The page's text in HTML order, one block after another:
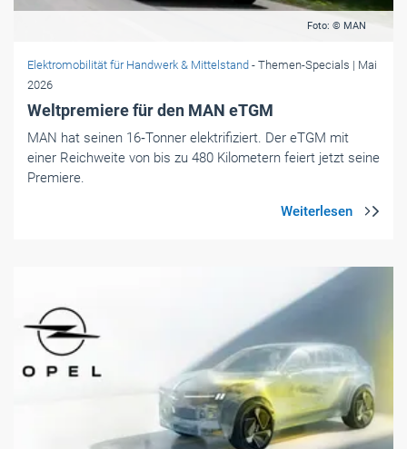
Foto: © MAN
Elektromobilität für Handwerk & Mittelstand - Themen-Specials | Mai
2026
Weltpremiere für den MAN eTGM
MAN hat seinen 16‑Tonner elektrifiziert. Der eTGM mit
einer Reichweite von bis zu 480 Kilometern feiert jetzt seine
Premiere.